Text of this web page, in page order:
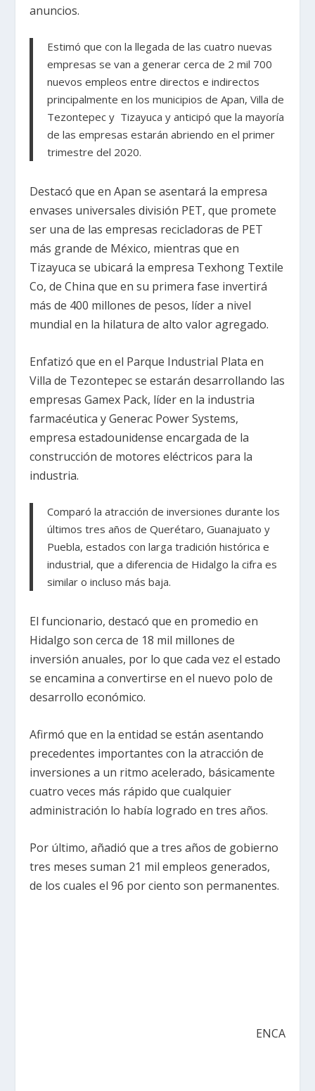
anuncios.
Estimó que con la llegada de las cuatro nuevas
empresas se van a generar cerca de 2 mil 700
nuevos empleos entre directos e indirectos
principalmente en los municipios de Apan, Villa de
Tezontepec y Tizayuca y anticipó que la mayoría
de las empresas estarán abriendo en el primer
trimestre del 2020.
Destacó que en Apan se asentará la empresa
envases universales división PET, que promete
ser una de las empresas recicladoras de PET
más grande de México, mientras que en
Tizayuca se ubicará la empresa Texhong Textile
Co, de China que en su primera fase invertirá
más de 400 millones de pesos, líder a nivel
mundial en la hilatura de alto valor agregado.
Enfatizó que en el Parque Industrial Plata en
Villa de Tezontepec se estarán desarrollando las
empresas Gamex Pack, líder en la industria
farmacéutica y Generac Power Systems,
empresa estadounidense encargada de la
construcción de motores eléctricos para la
industria.
Comparó la atracción de inversiones durante los
últimos tres años de Querétaro, Guanajuato y
Puebla, estados con larga tradición histórica e
industrial, que a diferencia de Hidalgo la cifra es
similar o incluso más baja.
El funcionario, destacó que en promedio en
Hidalgo son cerca de 18 mil millones de
inversión anuales, por lo que cada vez el estado
se encamina a convertirse en el nuevo polo de
desarrollo económico.
Afirmó que en la entidad se están asentando
precedentes importantes con la atracción de
inversiones a un ritmo acelerado, básicamente
cuatro veces más rápido que cualquier
administración lo había logrado en tres años.
Por último, añadió que a tres años de gobierno
tres meses suman 21 mil empleos generados,
de los cuales el 96 por ciento son permanentes.
ENCA